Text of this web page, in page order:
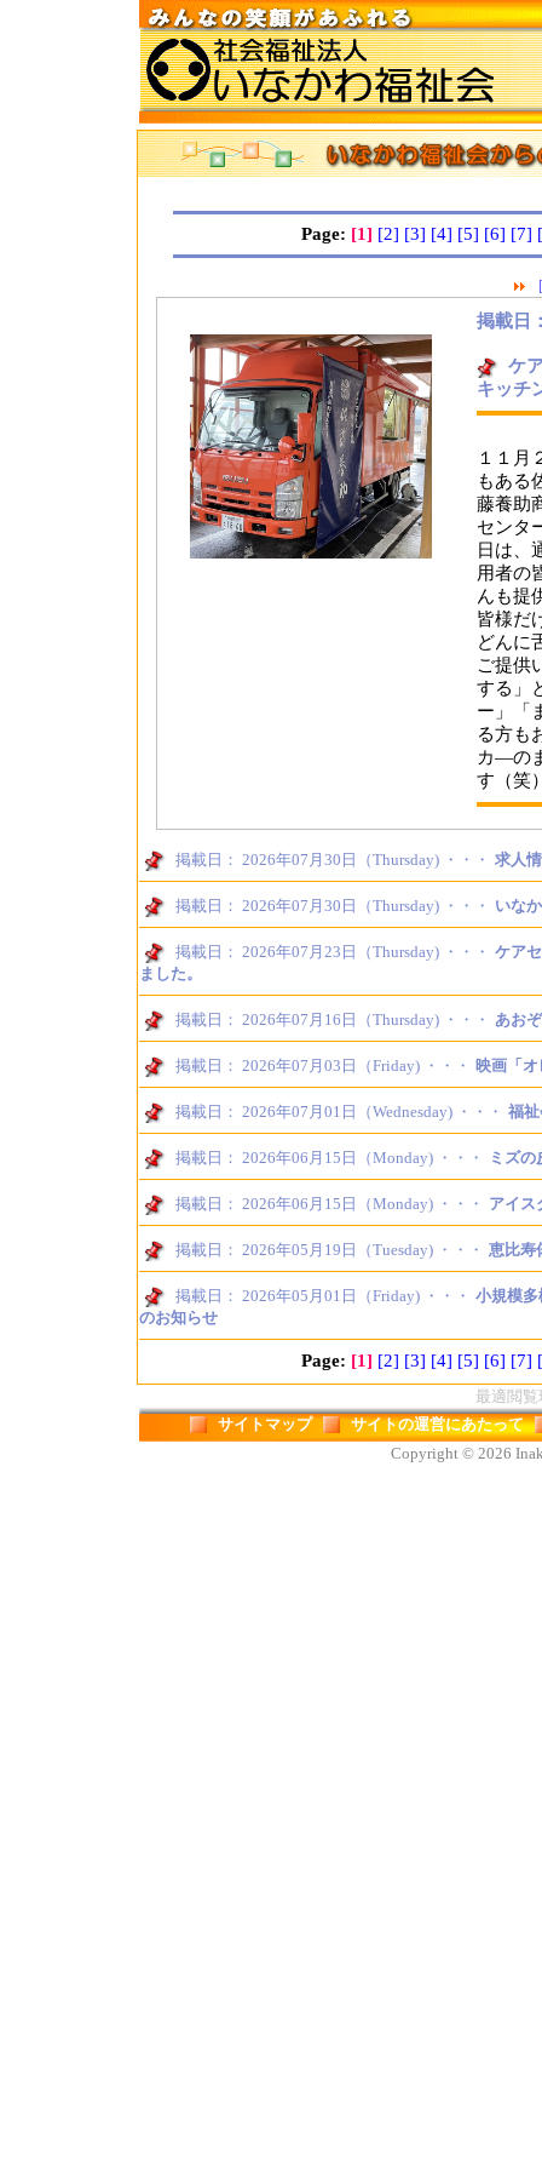
Page: [1] [2] [3] [4] [5] [6] [7]
掲載日
ケ
キッチ
１１月
もある
藤養助
センタ
日は、
用者の
んも提
皆様だ
どんに
ご提供
する」
ー」「
る方も
カ―の
す（笑
掲載日： 2026年07月30日（Thursday) ・・・ 求人
掲載日： 2026年07月30日（Thursday) ・・・ いな
掲載日： 2026年07月23日（Thursday) ・・・ ケア
ました。
掲載日： 2026年07月16日（Thursday) ・・・ あお
掲載日： 2026年07月03日（Friday) ・・・ 映画「
掲載日： 2026年07月01日（Wednesday) ・・・ 福
掲載日： 2026年06月15日（Monday) ・・・ ミズ
掲載日： 2026年06月15日（Monday) ・・・ アイス
掲載日： 2026年05月19日（Tuesday) ・・・ 恵比寿
掲載日： 2026年05月01日（Friday) ・・・ 小規模
のお知らせ
Page: [1] [2] [3] [4] [5] [6] [7]
最適閲覧
サイトマップ
サイトの運営にあたって
Copyright © 2026